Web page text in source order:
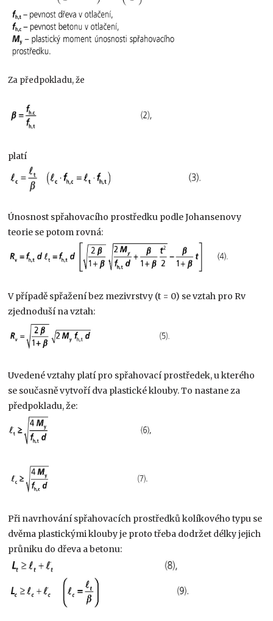
Za předpokladu, že
platí
Únosnost spřahovacího prostředku podle Johansenovy
teorie se potom rovná:
V případě spřažení bez mezivrstvy (t = 0) se vztah pro Rv
zjednoduší na vztah:
Uvedené vztahy platí pro spřahovací prostředek, u kterého
se současně vytvoří dva plastické klouby. To nastane za
předpokladu, že:
Při navrhování spřahovacích prostředků kolíkového typu se
dvěma plastickými klouby je proto třeba dodržet délky jejich
průniku do dřeva a betonu: